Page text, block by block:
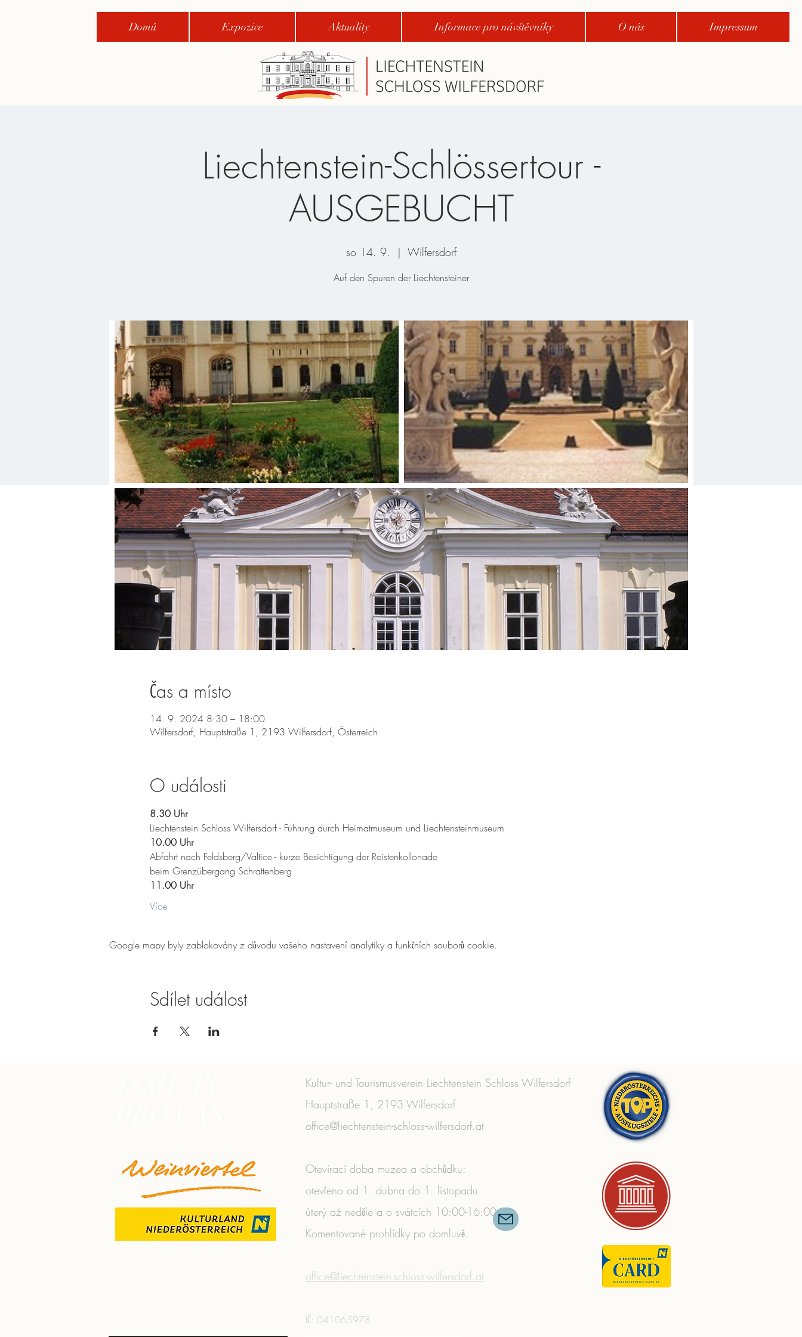
Domů Expozice Aktuality Informace pro návštěvníky O nás Impressum
Liechtenstein-Schlössertour -
AUSGEBUCHT
so 14. 9.
  |
Wilfersdorf
Auf den Spuren der Liechtensteiner
Čas a místo
14. 9. 2024 8:30 – 18:00
Wilfersdorf, Hauptstraße 1, 2193 Wilfersdorf, Österreich
O události
8.30 Uhr
Liechtenstein Schloss Wilfersdorf - Führung durch Heimatmuseum und Liechtensteinmuseum
10.00 Uhr
Abfahrt nach Feldsberg/Valtice - kurze Besichtigung der Reistenkollonade
beim Grenzübergang Schrattenberg
11.00 Uhr
Více
Google mapy byly zablokovány z důvodu vašeho nastavení analytiky a funkčních souborů cookie.
Sdílet událost
Kultur- und Tourismusverein Liechtenstein Schloss Wilfersdorf
Hauptstraße 1, 2193 Wilfersdorf
office@liechtenstein-schloss-wilfersdorf.at
Otevírací doba muzea a obchůdku:
otevřeno od 1. dubna do 1. listopadu
úterý až neděle a o svátcích 10:00-16:00
Komentované prohlídky po domluvě.
office@liechtenstein-schloss-wilfersdorf.at
IČ: 041065978​